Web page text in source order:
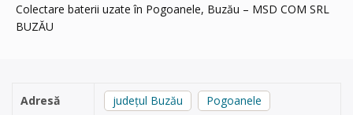
Colectare baterii uzate în Pogoanele, Buzău – MSD COM SRL
BUZĂU
Adresă județul Buzău Pogoanele